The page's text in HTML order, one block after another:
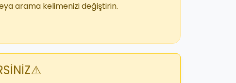
arama kelimenizi değiştirin.